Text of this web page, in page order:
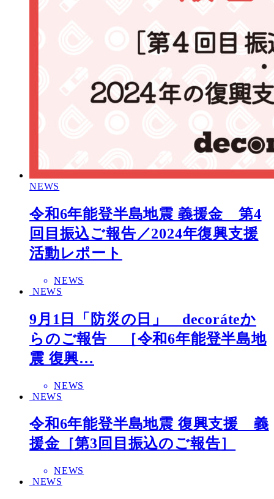
NEWS
令和6年能登半島地震 義援金 第4
回目振込ご報告／2024年復興支援
活動レポート
NEWS
NEWS
9月1日「防災の日」 decoráteか
らのご報告 ［令和6年能登半島地
震 復興…
NEWS
NEWS
令和6年能登半島地震 復興支援 義
援金［第3回目振込のご報告］
NEWS
NEWS